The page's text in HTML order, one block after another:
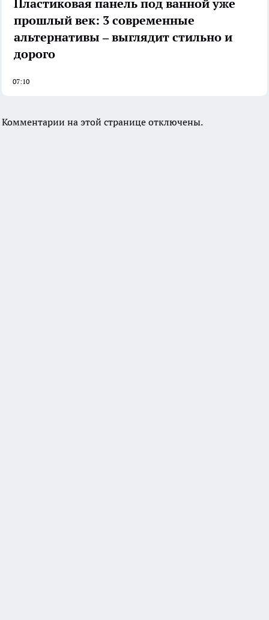
Пластиковая панель под ванной уже
прошлый век: 3 современные
альтернативы – выглядит стильно и
дорого
07:10
Комментарии на этой странице отключены.